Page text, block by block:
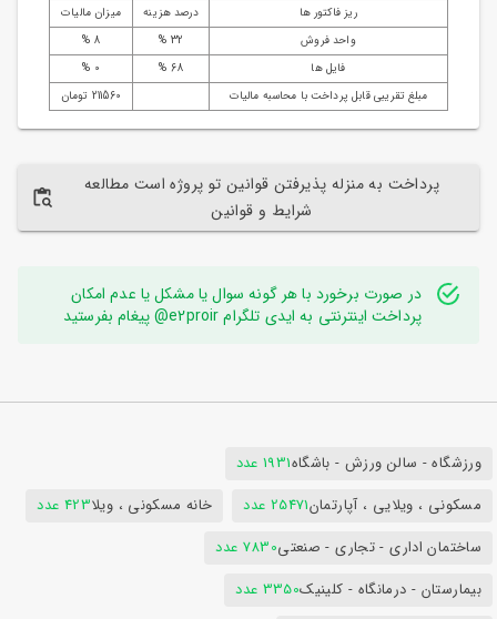
ریز فاکتور ها درصد هزینه
میزان مالیات
واحد فروش
32 %
8 %
فایل ها
68 %
0 %
مبلغ تقریبی قابل پرداخت با محاسبه مالیات
211560 تومان
پرداخت به منزله پذیرفتن قوانین تو پروژه است مطالعه
شرایط و قوانین
در صورت برخورد با هر گونه سوال یا مشکل یا عدم امکان
پرداخت اینترنتی به ایدی تلگرام e2proir@ پیغام بفرستید
ورزشگاه - سالن ورزش - باشگاه1931 عدد
مسکونی ، ویلایی ، آپارتمان25471 عدد خانه مسکونی ، ویلا423 عدد
ساختمان اداری - تجاری - صنعتی7830 عدد
بیمارستان - درمانگاه - کلینیک3350 عدد